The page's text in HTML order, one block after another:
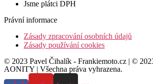
Jsme plátci DPH
Právní informace
Zásady zpracování osobních údajů
Zásady používání cookies
© 2023 Pavel Čihalík - Frankiemoto.cz | ©
AONITY | Všechna práva vyhrazena.